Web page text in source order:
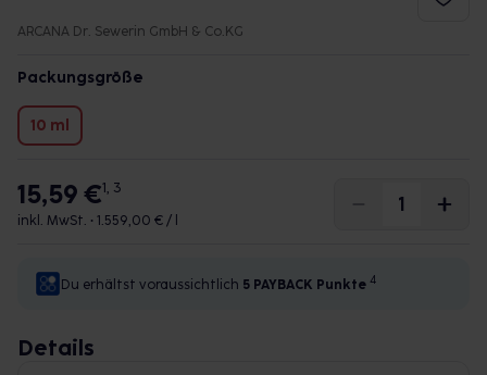
ARCANA Dr. Sewerin GmbH & Co.KG
Packungsgröße
10 ml
15,59 €1, 3
inkl. MwSt. • 1.559,00 € / l
Du erhältst voraussichtlich 5 PAYBACK Punkte 4
Details